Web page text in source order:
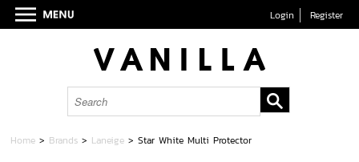
Login Register
Home > Brands > Laneige >Star White Multi Protector